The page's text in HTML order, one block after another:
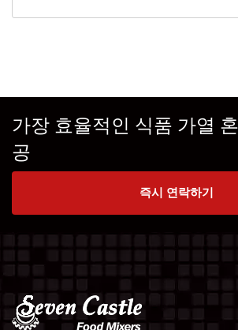
가장 효율적인 식품 가열
공
즉시 연락하기